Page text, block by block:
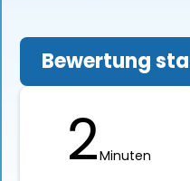
Bewertung
2Minuten